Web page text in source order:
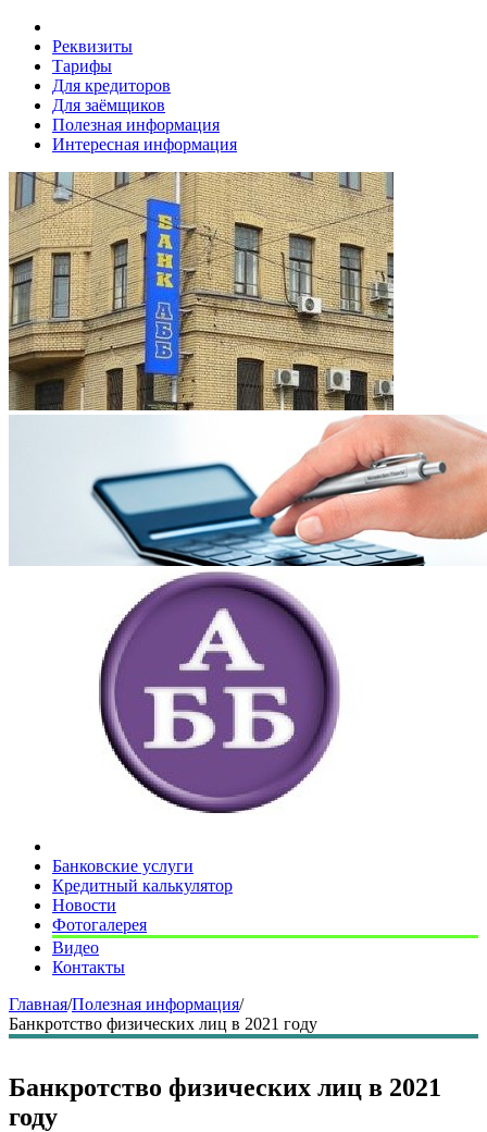
Реквизиты
Тарифы
Для кредиторов
Для заёмщиков
Полезная информация
Интересная информация
Банковские услуги
Кредитный калькулятор
Новости
Фотогалерея
Видео
Контакты
Главная/Полезная информация/
Банкротство физических лиц в 2021 году
Банкротство физических лиц в 2021
году